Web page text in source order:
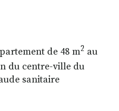
de 48 m2 au
du centre-ville du
sanitaire